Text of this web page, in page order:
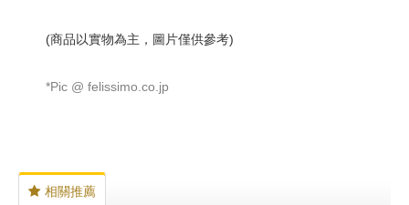
(商品以實物為主，圖片僅供參考)
*Pic @ felissimo.co.jp
相關推薦